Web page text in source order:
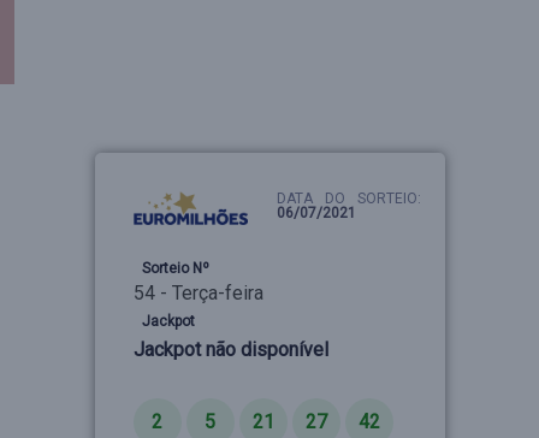
DATA DO SORTEIO:
06/07/2021
Sorteio Nº
54 - Terça-feira
Jackpot
Jackpot não disponível
2 5 21 27 42